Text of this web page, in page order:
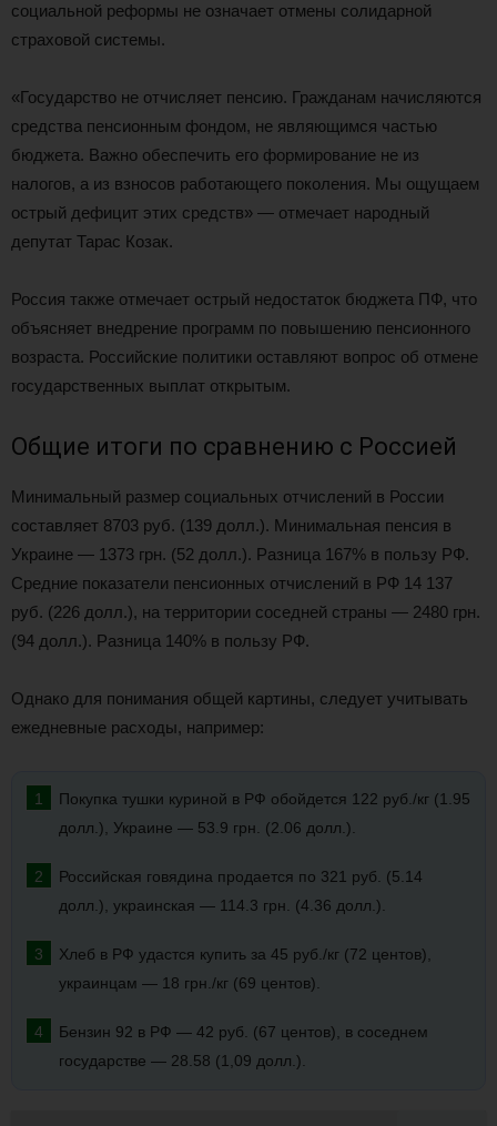
социальной реформы не означает отмены солидарной
страховой системы.
«Государство не отчисляет пенсию. Гражданам начисляются
средства пенсионным фондом, не являющимся частью
бюджета. Важно обеспечить его формирование не из
налогов, а из взносов работающего поколения. Мы ощущаем
острый дефицит этих средств» — отмечает народный
депутат Тарас Козак.
Россия также отмечает острый недостаток бюджета ПФ, что
объясняет внедрение программ по повышению пенсионного
возраста. Российские политики оставляют вопрос об отмене
государственных выплат открытым.
Общие итоги по сравнению с Россией
Минимальный размер социальных отчислений в России
составляет 8703 руб. (139 долл.). Минимальная пенсия в
Украине — 1373 грн. (52 долл.). Разница 167% в пользу РФ.
Средние показатели пенсионных отчислений в РФ 14 137
руб. (226 долл.), на территории соседней страны — 2480 грн.
(94 долл.). Разница 140% в пользу РФ.
Однако для понимания общей картины, следует учитывать
ежедневные расходы, например:
Покупка тушки куриной в РФ обойдется 122 руб./кг (1.95
долл.), Украине — 53.9 грн. (2.06 долл.).
Российская говядина продается по 321 руб. (5.14
долл.), украинская — 114.3 грн. (4.36 долл.).
Хлеб в РФ удастся купить за 45 руб./кг (72 центов),
украинцам — 18 грн./кг (69 центов).
Бензин 92 в РФ — 42 руб. (67 центов), в соседнем
государстве — 28.58 (1,09 долл.).